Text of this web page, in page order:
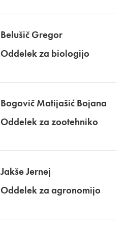
Belušič Gregor
Oddelek za biologijo
Bogovič Matijašić Bojana
Oddelek za zootehniko
Jakše Jernej
Oddelek za agronomijo